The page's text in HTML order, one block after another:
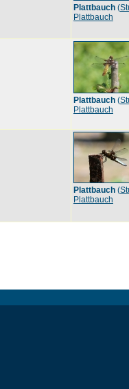
Plattbauch (
Plattbauch
Plattbauch (
Plattbauch
Plattbauch (
Plattbauch